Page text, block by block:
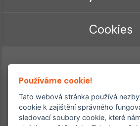
Cookies
Používáme cookie!
Tato webová stránka používá
cookie k zajištění správného
sledovací soubory cookie, které